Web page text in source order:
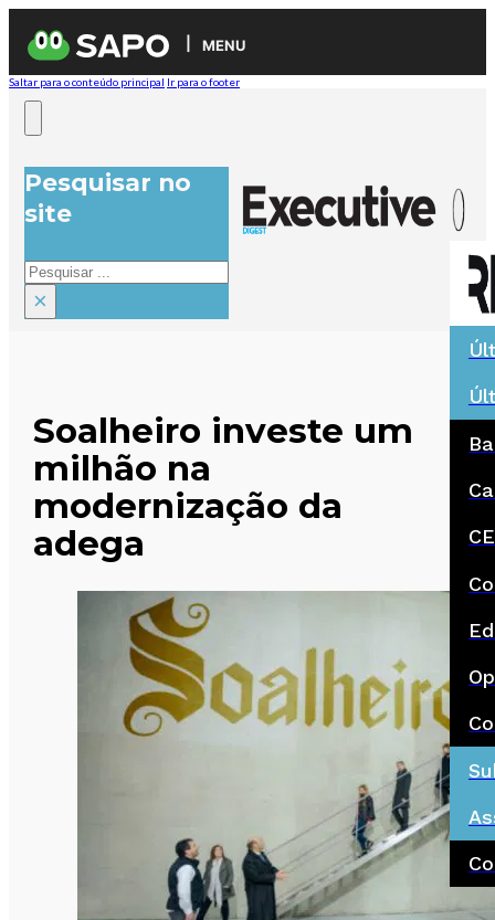
MENU
Saltar para o conteúdo principal Ir para o footer
Pesquisar no
site
Pesquisar
×
Soalheiro investe um
milhão na
modernização da
adega